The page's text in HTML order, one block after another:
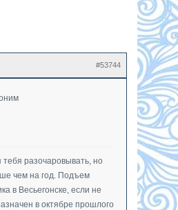
#53744
тебя разочаровывать, но
чем на год. Подъем
в Весьегонске, если не
в октябре прошлого